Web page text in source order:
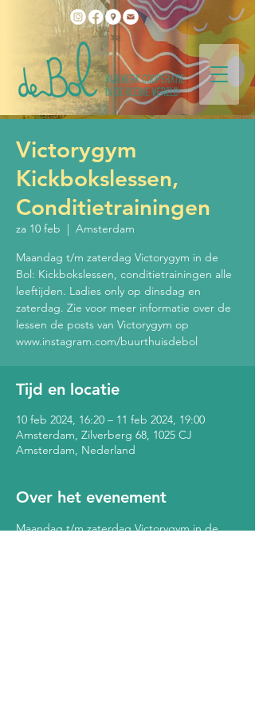
Victorygym
Kickbokslessen,
Conditietrainingen
za 10 feb
  |
Amsterdam
Maandag t/m zaterdag Victorygym in de
Bol: Kickbokslessen, conditietrainingen alle
leeftijden. Ladies only op dinsdag en
zaterdag. Zie voor meer informatie over de
lessen de posts van Victorygym op
www.instagram.com/buurthuisdebol
Tijd en locatie
10 feb 2024, 16:20 – 11 feb 2024, 19:00
Amsterdam, Zilverberg 68, 1025 CJ
Amsterdam, Nederland
Over het evenement
Maandag t/m zaterdag Victorygym in de